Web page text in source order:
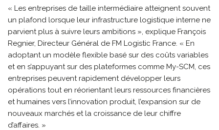
« Les entreprises de taille intermédiaire atteignent souvent
un plafond lorsque leur infrastructure logistique interne ne
parvient plus à suivre leurs ambitions », explique François
Regnier, Directeur Général de FM Logistic France. « En
adoptant un modèle flexible basé sur des coûts variables
et en s’appuyant sur des plateformes comme My-SCM, ces
entreprises peuvent rapidement développer leurs
opérations tout en réorientant leurs ressources financières
et humaines vers l’innovation produit, l’expansion sur de
nouveaux marchés et la croissance de leur chiffre
d’affaires. »